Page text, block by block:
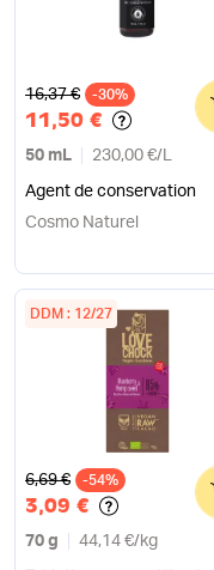
Ancien prix
16,37 € -30%
11,50 €
50 mL 230,00 €/ L
Agent de conservation
Cosmo Naturel
DDM : 12/27
Ancien prix
6,69 € -54%
3,09 €
70 g 44,14 €/ kg